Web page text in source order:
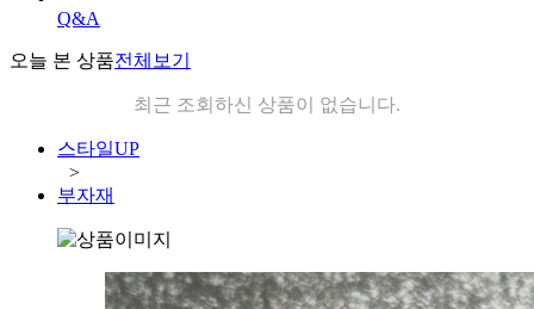
Q&A
오늘 본 상품전체보기
최근 조회하신 상품이 없습니다.
스타일UP
>
부자재